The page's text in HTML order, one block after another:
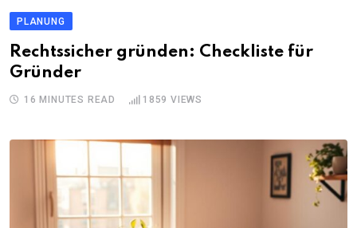
PLANUNG
Rechtssicher gründen: Checkliste für
Gründer
16 MINUTES READ 1859 VIEWS